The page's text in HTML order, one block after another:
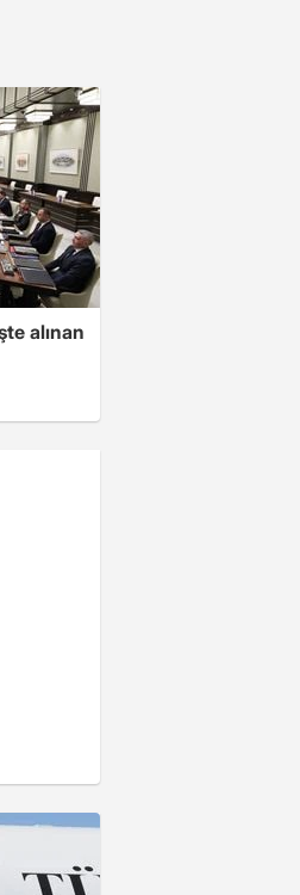
alınan